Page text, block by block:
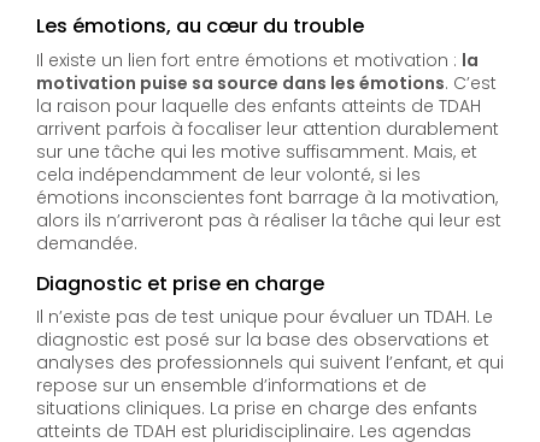
Les émotions, au cœur du trouble
Il existe un lien fort entre émotions et motivation : la
motivation puise sa source dans les émotions. C’est
la raison pour laquelle des enfants atteints de TDAH
arrivent parfois à focaliser leur attention durablement
sur une tâche qui les motive suffisamment. Mais, et
cela indépendamment de leur volonté, si les
émotions inconscientes font barrage à la motivation,
alors ils n’arriveront pas à réaliser la tâche qui leur est
demandée.
Diagnostic et prise en charge
Il n’existe pas de test unique pour évaluer un TDAH. Le
diagnostic est posé sur la base des observations et
analyses des professionnels qui suivent l’enfant, et qui
repose sur un ensemble d’informations et de
situations cliniques. La prise en charge des enfants
atteints de TDAH est pluridisciplinaire. Les agendas